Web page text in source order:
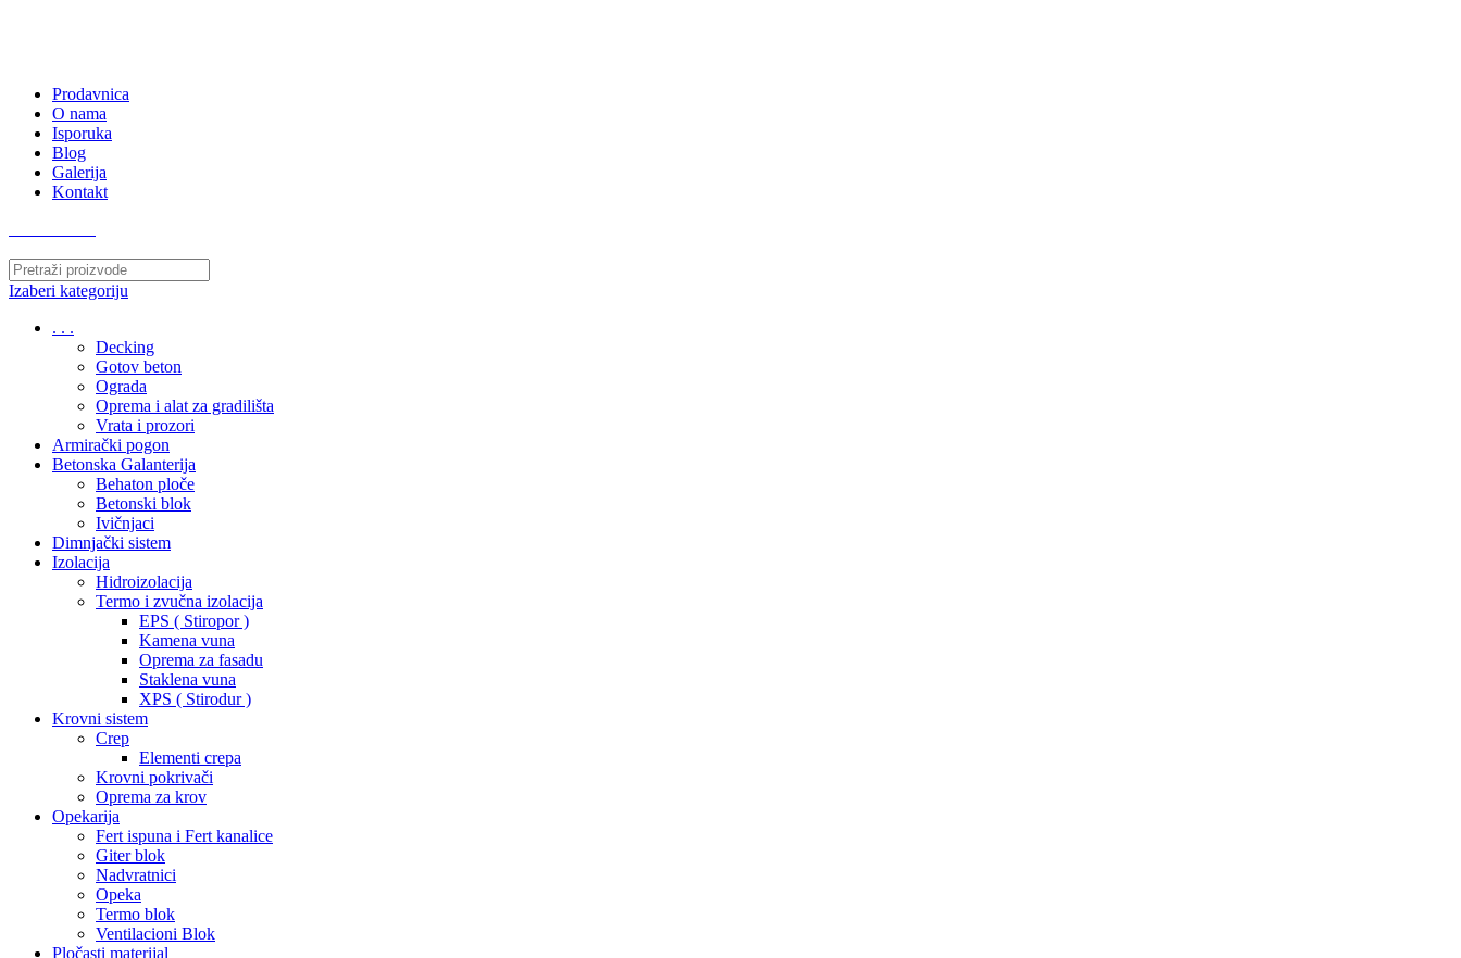
Prodavnica
O nama
Isporuka
Blog
Galerija
Kontakt
Izaberi kategoriju
. . .
Decking
Gotov beton
Ograda
Oprema i alat za gradilišta
Vrata i prozori
Armirački pogon
Betonska Galanterija
Behaton ploče
Betonski blok
Ivičnjaci
Dimnjački sistem
Izolacija
Hidroizolacija
Termo i zvučna izolacija
EPS ( Stiropor )
Kamena vuna
Oprema za fasadu
Staklena vuna
XPS ( Stirodur )
Krovni sistem
Crep
Elementi crepa
Krovni pokrivači
Oprema za krov
Opekarija
Fert ispuna i Fert kanalice
Giter blok
Nadvratnici
Opeka
Termo blok
Ventilacioni Blok
Pločasti materijal